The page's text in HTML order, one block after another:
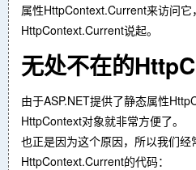
属性HttpContext.Current来访问它
HttpContext.Current说起。
无处不在的
由于ASP.NET提供了静态属性
HttpContext对象就非常方便了。
也正是因为这个原因，所以我们经
HttpContext.Current的代码：